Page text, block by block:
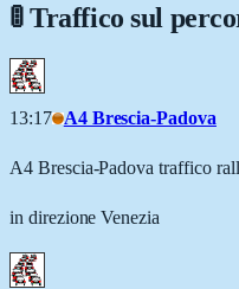
🚦 Traffico sul
13:17 A4 Brescia-Padova
A4 Brescia-Padova traffico
in direzione Venezia